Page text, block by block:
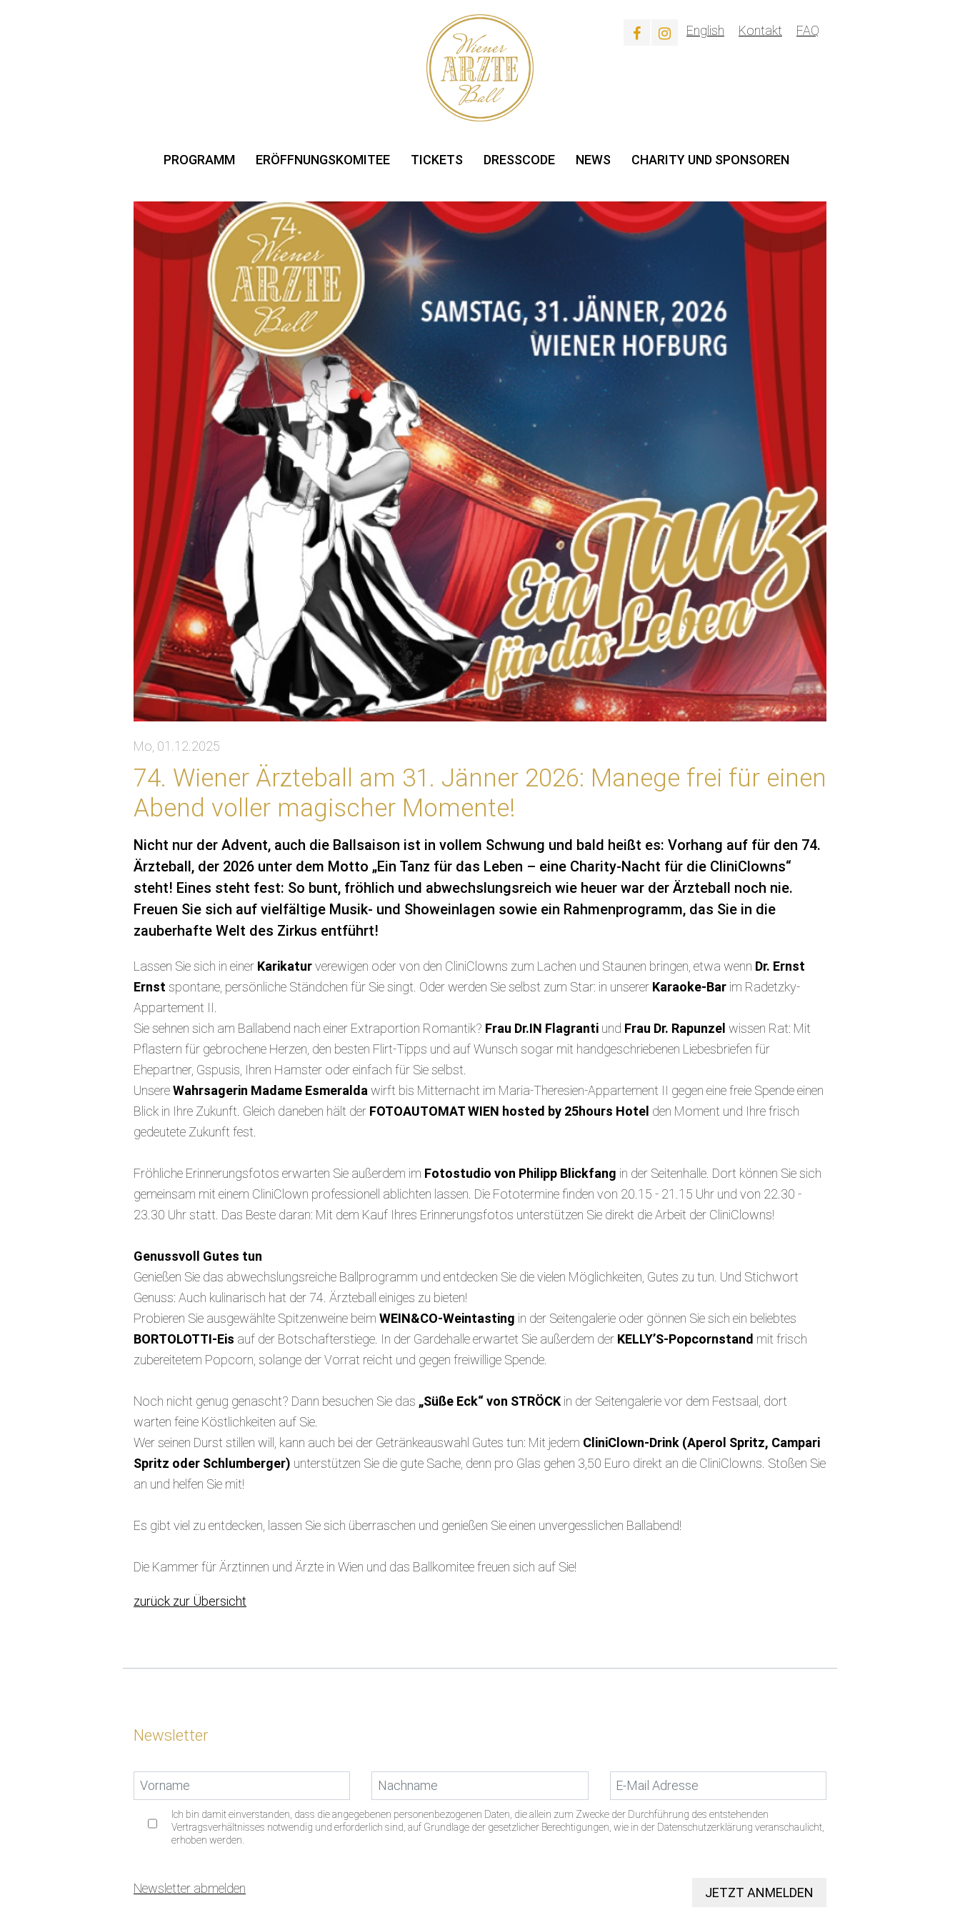
English Kontakt FAQ
PROGRAMM ERÖFFNUNGSKOMITEE TICKETS DRESSCODE NEWS CHARITY UND SPONSOREN
Mo, 01.12.2025
74. Wiener Ärzteball am 31. Jänner 2026: Manege frei für einen
Abend voller magischer Momente!
Nicht nur der Advent, auch die Ballsaison ist in vollem Schwung und bald heißt es: Vorhang auf für den 74.
Ärzteball, der 2026 unter dem Motto „Ein Tanz für das Leben – eine Charity-Nacht für die CliniClowns“
steht! Eines steht fest: So bunt, fröhlich und abwechslungsreich wie heuer war der Ärzteball noch nie.
Freuen Sie sich auf vielfältige Musik- und Showeinlagen sowie ein Rahmenprogramm, das Sie in die
zauberhafte Welt des Zirkus entführt!
Lassen Sie sich in einer Karikaturverewigen oder von den CliniClowns zum Lachen und Staunen bringen, etwa wenn Dr. Ernst
Ernst spontane, persönliche Ständchen für Sie singt. Oder werden Sie selbst zum Star: in unserer Karaoke-Bar im Radetzky-
Appartement II.
Sie sehnen sich am Ballabend nach einer Extraportion Romantik? Frau Dr.IN Flagranti und Frau Dr. Rapunzel wissen Rat: Mit
Pflastern für gebrochene Herzen, den besten Flirt-Tipps und auf Wunsch sogar mit handgeschriebenen Liebesbriefen für
Ehepartner, Gspusis, Ihren Hamster oder einfach für Sie selbst.
UnsereWahrsagerin Madame Esmeralda wirft bis Mitternacht im Maria-Theresien-Appartement II gegen eine freie Spende einen
Blick in Ihre Zukunft. Gleich daneben hält der FOTOAUTOMAT WIEN hosted by 25hours Hotel den Moment und Ihre frisch
gedeutete Zukunft fest.
Fröhliche Erinnerungsfotos erwarten Sie außerdem im Fotostudio von Philipp Blickfang in der Seitenhalle. Dort können Sie sich
gemeinsam mit einem CliniClown professionell ablichten lassen. Die Fototermine finden von 20.15 - 21.15 Uhr und von 22.30 -
23.30 Uhr statt. Das Beste daran: Mit dem Kauf Ihres Erinnerungsfotos unterstützen Sie direkt die Arbeit der CliniClowns!
Genussvoll Gutes tun
Genießen Sie das abwechslungsreiche Ballprogramm und entdecken Sie die vielen Möglichkeiten, Gutes zu tun. Und Stichwort
Genuss: Auch kulinarisch hat der 74. Ärzteball einiges zu bieten!
Probieren Sie ausgewählte Spitzenweine beim WEIN&CO-Weintasting in der Seitengalerie oder gönnen Sie sich ein beliebtes
BORTOLOTTI-Eis auf der Botschafterstiege. In der Gardehalle erwartet Sie außerdem der KELLY’S-Popcornstand mit frisch
zubereitetem Popcorn, solange der Vorrat reicht und gegen freiwillige Spende.
Noch nicht genug genascht? Dann besuchen Sie das „Süße Eck“ von STRÖCK in der Seitengalerie vor dem Festsaal, dort
warten feine Köstlichkeiten auf Sie.
Wer seinen Durst stillen will, kann auch bei der Getränkeauswahl Gutes tun: Mit jedem CliniClown-Drink (Aperol Spritz, Campari
Spritz oder Schlumberger) unterstützen Sie die gute Sache, denn pro Glas gehen 3,50 Euro direkt an die CliniClowns. Stoßen Sie
an und helfen Sie mit!
Es gibt viel zu entdecken, lassen Sie sich überraschen und genießen Sie einen unvergesslichen Ballabend!
Die Kammer für Ärztinnen und Ärzte in Wien und das Ballkomitee freuen sich auf Sie!
zurück zur Übersicht
Newsletter
Ich bin damit einverstanden, dass die angegebenen personenbezogenen Daten, die allein zum Zwecke der Durchführung des entstehenden
Vertragsverhältnisses notwendig und erforderlich sind, auf Grundlage der gesetzlicher Berechtigungen, wie in der Datenschutzerklärung veranschaulicht,
erhoben werden.
Newsletter abmelden JETZT ANMELDEN